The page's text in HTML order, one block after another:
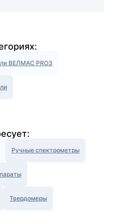
ВЕЛМАС PRO3
Ручные спектрометры
Твердомеры